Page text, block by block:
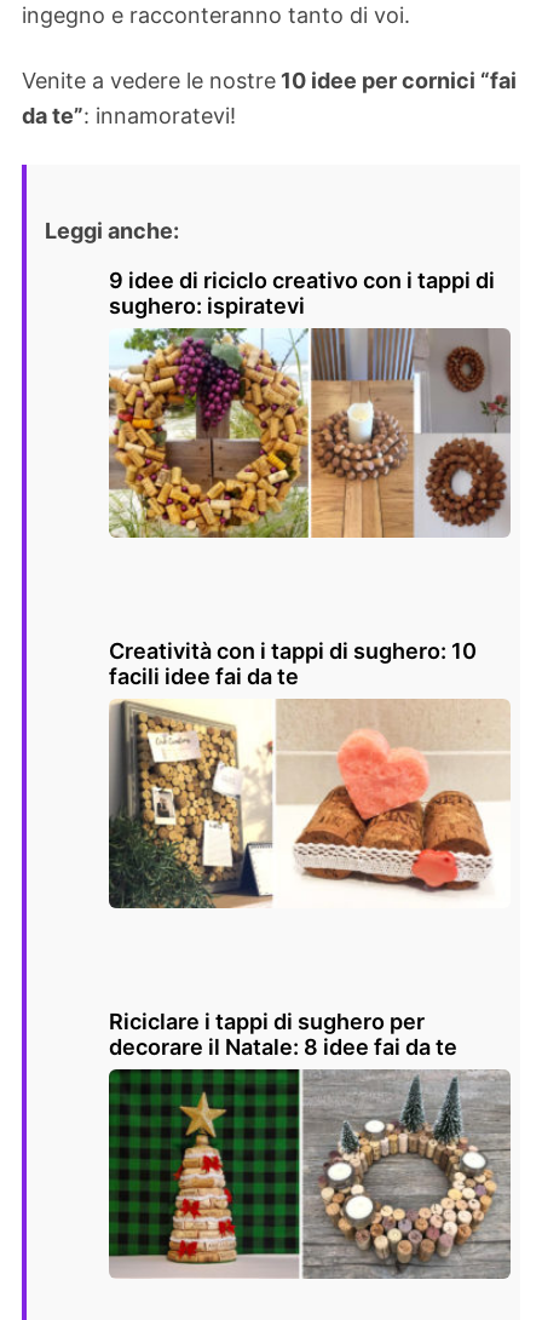
ingegno e racconteranno tanto di voi.
Venite a vedere le nostre 10 idee per cornici “fai
da te”: innamoratevi!
Leggi anche:
9 idee di riciclo creativo con i tappi di
sughero: ispiratevi
Creatività con i tappi di sughero: 10
facili idee fai da te
Riciclare i tappi di sughero per
decorare il Natale: 8 idee fai da te